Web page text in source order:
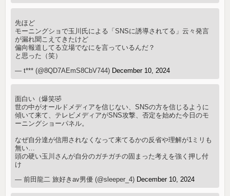
先ほど
モーニングショで玉川氏による「SNSに誘導されてる」云々発言
が漏れ聞こえてきたけど
偏向報道してる立場でなにを言っているんだ？
と思った（笑）
— t*** (@8QD7AEmS8CbV744) December 10, 2024
面白い（爆笑🤣
世の中がオールドメディアを信じない、SNSの方を信じるように
傾いて来て、テレビメディアがSNS攻撃、否定を始めた今日のモ
ーニングショーパネル。
なぜ自分達が信用されなくなって来てるかの反省や理解が1ミリも
無い…
頭の硬い玉川さんが自分のガチガチの固まった考えを強く押し付
け
— 前田龍二 旅好きav男優 (@sleeper_4) December 10, 2024